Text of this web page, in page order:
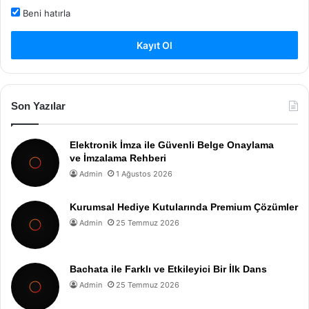
Beni hatırla
Kayıt Ol
Son Yazılar
Elektronik İmza ile Güvenli Belge Onaylama
ve İmzalama Rehberi
Admin 1 Ağustos 2026
Kurumsal Hediye Kutularında Premium Çözümler
Admin 25 Temmuz 2026
Bachata ile Farklı ve Etkileyici Bir İlk Dans
Admin 25 Temmuz 2026